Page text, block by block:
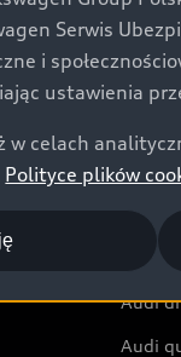
Audi
Audi
Audi i
Audi
Audi
Serwis
i
ustawienia
w celach
Polityce plików